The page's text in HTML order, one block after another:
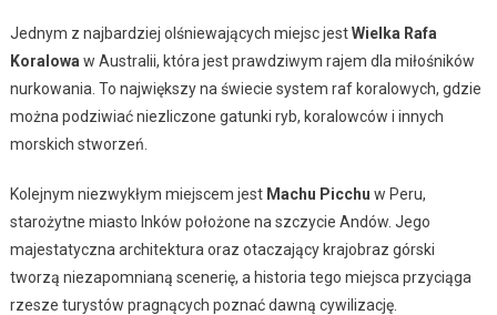
Jednym z najbardziej olśniewających miejsc jestWielka Rafa
Koralowa w Australii, która jest prawdziwym rajem dla miłośników
nurkowania. To największy na świecie system raf koralowych, gdzie
można podziwiać niezliczone gatunki ryb, koralowców i innych
morskich stworzeń.
Kolejnym niezwykłym miejscem jest Machu Picchu w Peru,
starożytne miasto Inków położone na szczycie Andów. Jego
majestatyczna architektura oraz otaczający krajobraz górski
tworzą niezapomnianą scenerię, a historia tego miejsca przyciąga
rzesze turystów pragnących poznać dawną cywilizację.